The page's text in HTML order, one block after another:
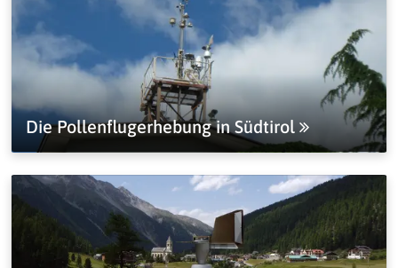
Die Pollenflugerhebung in Südtirol